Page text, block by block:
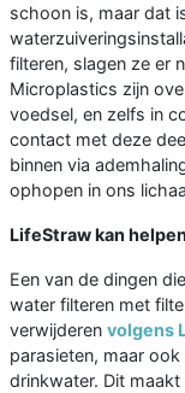
schoon is, maar dat
filteren, slagen ze er
Microplastics zijn
voedsel, en zelfs in
contact met deze
binnen via
ophopen in ons
LifeStraw kan
Een van de dingen
water filteren met
verwijderen volgens
parasieten, maar
drinkwater. Dit